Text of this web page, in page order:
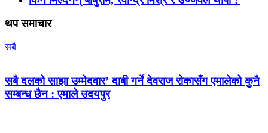
थप समाचार
सबै
सबै दलको साझा उम्मेदवार’ दाबी गर्ने देवराज रोकासँग एमालेको कुनै
सम्बन्ध छैन : एमाले उदयपुर